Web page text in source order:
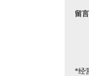
留言
*经